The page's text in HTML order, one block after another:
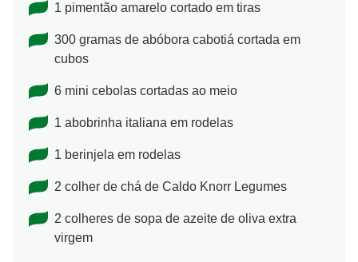
1 pimentão amarelo cortado em tiras
300 gramas de abóbora cabotiá cortada em
cubos
6 mini cebolas cortadas ao meio
1 abobrinha italiana em rodelas
1 berinjela em rodelas
2 colher de chá de Caldo Knorr Legumes
2 colheres de sopa de azeite de oliva extra
virgem